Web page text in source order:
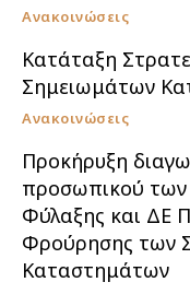
Ανακοινώσεις
Κατάταξη
Σημειωμάτων
Ανακοινώσεις
Προκήρυξη
προσωπικού των
Φύλαξης και ΔΕ
Φρούρησης των
Καταστημάτων